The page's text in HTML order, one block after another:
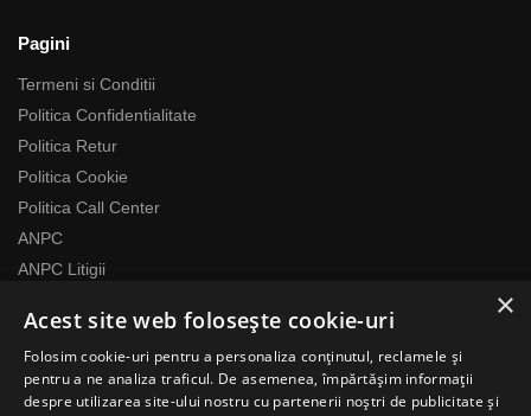
Pagini
Termeni si Conditii
Politica Confidentialitate
Politica Retur
Politica Cookie
Politica Call Center
ANPC
ANPC Litigii
Despre noi
Echipa RomaniaMag este la dispozitia ta
Program relatii cu clientii
×
Acest site web folosește cookie-uri
Folosim cookie-uri pentru a personaliza conținutul, reclamele și
pentru a ne analiza traficul. De asemenea, împărtășim informații
despre utilizarea site-ului nostru cu partenerii noștri de publicitate și